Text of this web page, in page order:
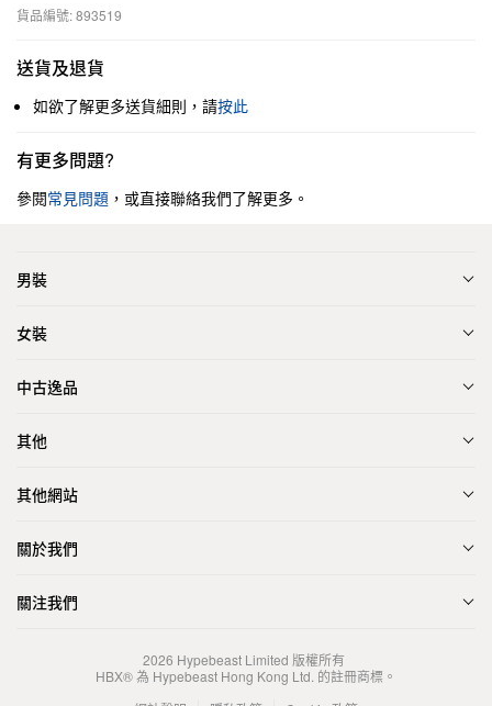
貨品編號: 893519
送貨及退貨
如欲了解更多送貨細則，請按此
有更多問題?
參閱常見問題 ，或直接聯絡我們了解更多。
男裝
女裝
中古逸品
其他
其他網站
關於我們
關注我們
2026 Hypebeast Limited 版權所有
HBX® 為 Hypebeast Hong Kong Ltd. 的註冊商標。